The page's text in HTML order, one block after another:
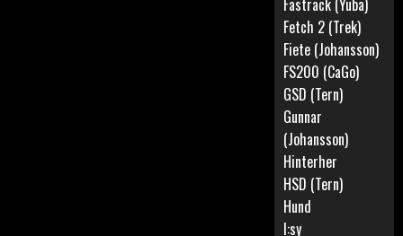
Fastrack (Yuba)
Fetch 2 (Trek)
Fiete (Johansson)
FS200 (CaGo)
GSD (Tern)
Gunnar
(Johansson)
Hinterher
HSD (Tern)
Hund
I:sy